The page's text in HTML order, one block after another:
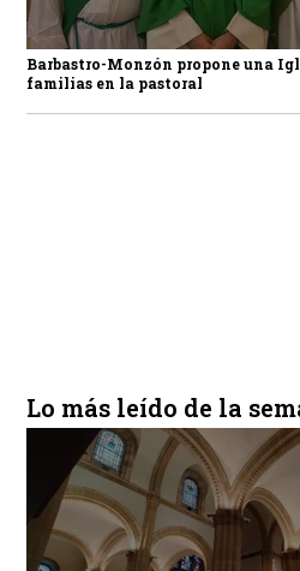
Barbastro-Monzón propone una
familias en la pastoral
Lo más leído de la